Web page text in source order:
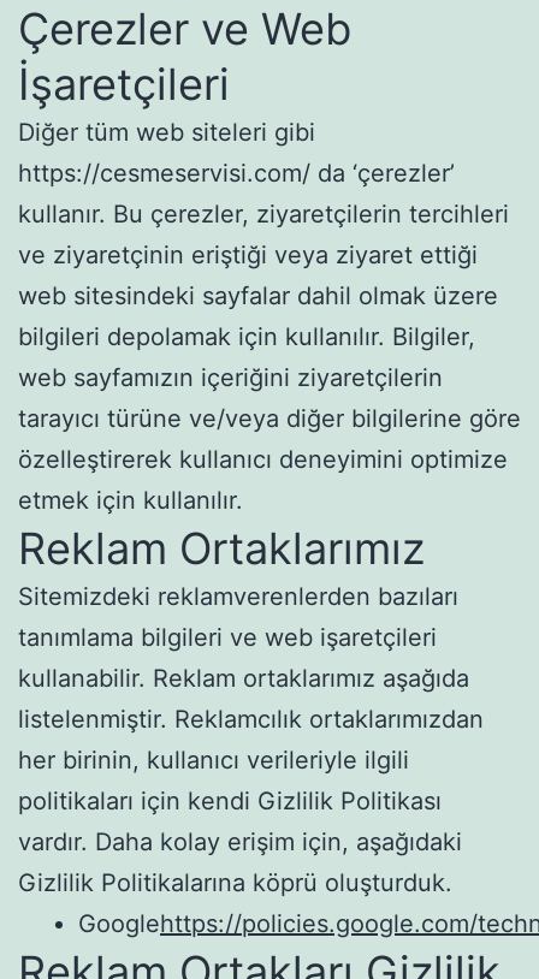
Çerezler ve Web
İşaretçileri
Diğer tüm web siteleri gibi
https://cesmeservisi.com/ da ‘çerezler’
kullanır. Bu çerezler, ziyaretçilerin tercihleri ​​
ve ziyaretçinin eriştiği veya ziyaret ettiği
web sitesindeki sayfalar dahil olmak üzere
bilgileri depolamak için kullanılır. Bilgiler,
web sayfamızın içeriğini ziyaretçilerin
tarayıcı türüne ve/veya diğer bilgilerine göre
özelleştirerek kullanıcı deneyimini optimize
etmek için kullanılır.
Reklam Ortaklarımız
Sitemizdeki reklamverenlerden bazıları
tanımlama bilgileri ve web işaretçileri
kullanabilir. Reklam ortaklarımız aşağıda
listelenmiştir. Reklamcılık ortaklarımızdan
her birinin, kullanıcı verileriyle ilgili
politikaları için kendi Gizlilik Politikası
vardır. Daha kolay erişim için, aşağıdaki
Gizlilik Politikalarına köprü oluşturduk.
Googlehttps://policies.google.com/